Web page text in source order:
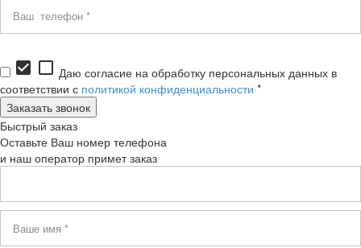
check_box check_box_outline_blank Даю согласие на обработку персональных данных в
соответствии с политикой конфиденциальности *
Быстрый заказ
Оставьте Ваш номер телефона
и наш оператор примет заказ